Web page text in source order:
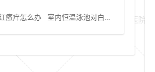
瘙痒怎么办 室内恒温泳池对白癜风友好吗